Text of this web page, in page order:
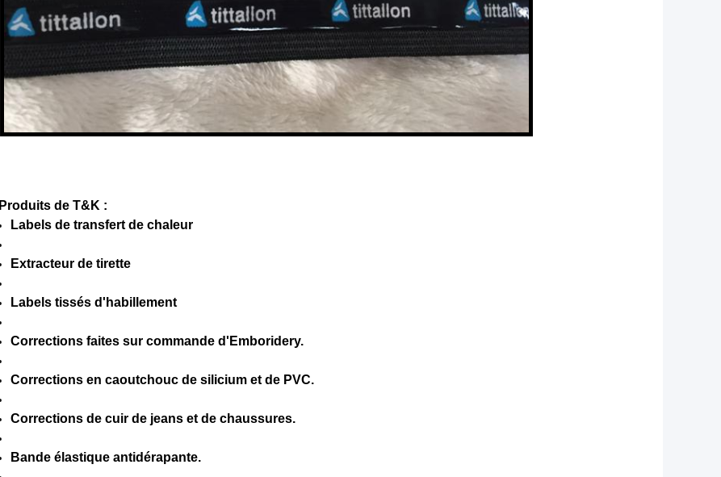
Produits de T&K :
Labels de transfert de chaleur
Extracteur de tirette
Labels tissés d'habillement
Corrections faites sur commande d'Emboridery.
Corrections en caoutchouc de silicium et de PVC.
Corrections de cuir de jeans et de chaussures.
Bande élastique antidérapante.